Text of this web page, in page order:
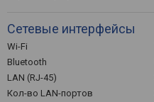
Сетевые интерфейсы
Wi-Fi
Bluetooth
LAN (RJ-45)
Кол-во LAN-портов